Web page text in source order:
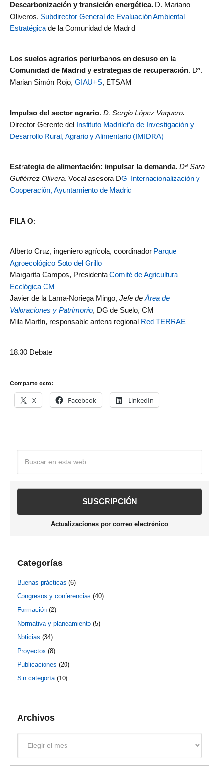
Descarbonización y transición energética. D. Mariano
Oliveros. Subdirector General de Evaluación Ambiental
Estratégica de la Comunidad de Madrid
Los suelos agrarios periurbanos en desuso en la
Comunidad de Madrid y estrategias de recuperación. Dª.
Marian Simón Rojo, GIAU+S, ETSAM
Impulso del sector agrario. D. Sergio López Vaquero.
Director Gerente del Instituto Madrileño de Investigación y
Desarrollo Rural, Agrario y Alimentario (IMIDRA)
Estrategia de alimentación: impulsar la demanda. Dª Sara
Gutiérrez Olivera. Vocal asesora DG Internacionalización y
Cooperación, Ayuntamiento de Madrid
FILA O:
Alberto Cruz, ingeniero agrícola, coordinador Parque
Agroecológico Soto del Grillo
Margarita Campos, Presidenta Comité de Agricultura
Ecológica CM
Javier de la Lama-Noriega Mingo, Jefe de Área de
Valoraciones y Patrimonio, DG de Suelo, CM
Mila Martín, responsable antena regional Red TERRAE
18.30 Debate
Comparte esto:
X Facebook LinkedIn
Barra
lateral
principal
Actualizaciones por correo electrónico
Categorías
Buenas prácticas (6)
Congresos y conferencias (40)
Formación (2)
Normativa y planeamiento (5)
Noticias (34)
Proyectos (8)
Publicaciones (20)
Sin categoría(10)
Archivos